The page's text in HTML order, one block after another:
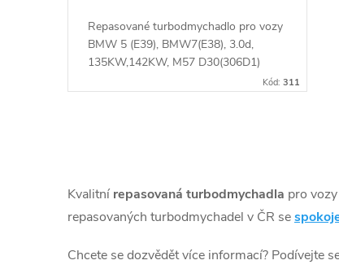
k
ů
Repasované turbodmychadlo pro vozy
BMW 5 (E39), BMW7(E38), 3.0d,
135KW,142KW, M57 D30(306D1)
Kód:311
v
l
á
Kvalitní repasovaná turbodmychadla pro
repasovaných turbodmychadel v ČR se
Chcete se dozvědět více informací? Podívejte